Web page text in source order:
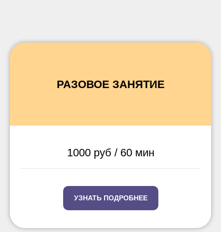
РАЗОВОЕ ЗАНЯТИЕ
1000 руб / 60 мин
УЗНАТЬ ПОДРОБНЕЕ